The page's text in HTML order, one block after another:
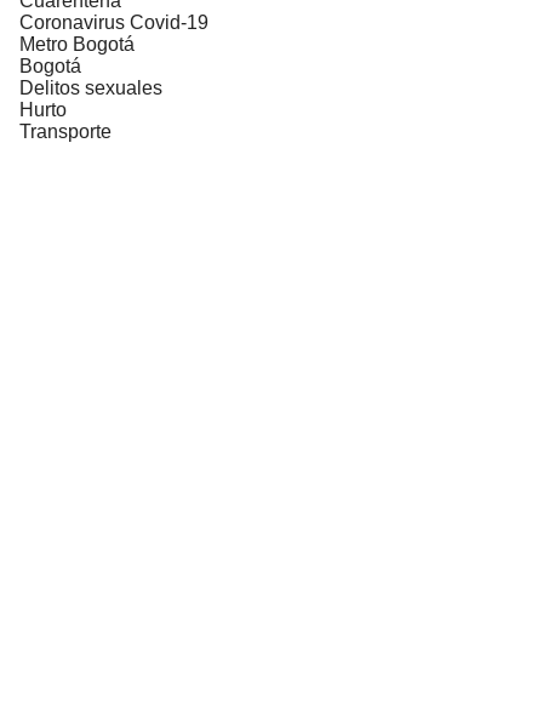
Coronavirus Covid-19
Metro Bogotá
Bogotá
Delitos sexuales
Hurto
Transporte